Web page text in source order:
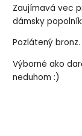
Zaujímavá vec
dámsky
Pozlátený
Výborné ako
neduhom :)